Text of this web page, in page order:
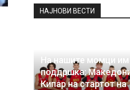
НAЈНОВИ ВЕСТИ
На нашите момци им
поддршка:
Кипар на стартот на